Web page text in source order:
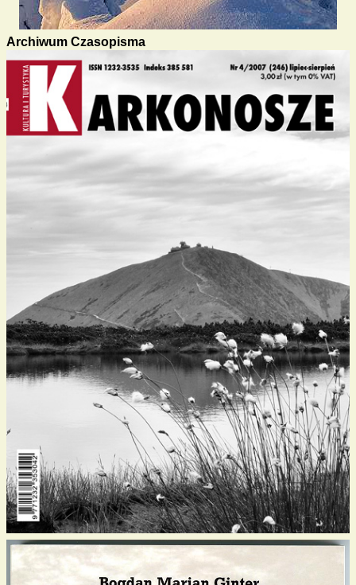
Archiwum Czasopisma